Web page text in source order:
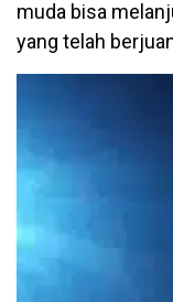
muda bisa
yang telah